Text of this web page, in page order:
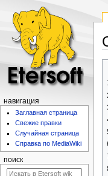
навигация
Заглавная страница
Свежие правки
Случайная страница
Справка по MediaWiki
поиск